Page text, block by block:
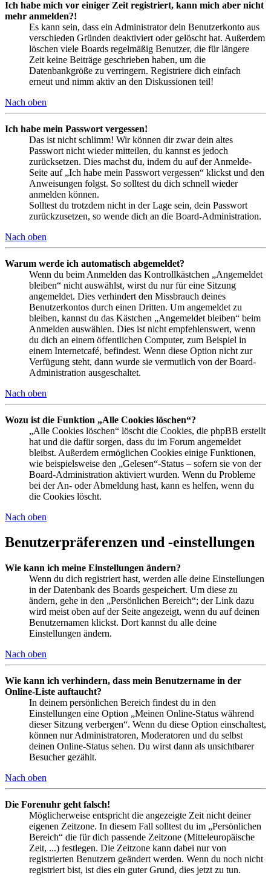
Ich habe mich vor einiger Zeit registriert, kann mich aber nicht
mehr anmelden?!
Es kann sein, dass ein Administrator dein Benutzerkonto aus
verschieden Gründen deaktiviert oder gelöscht hat. Außerdem
löschen viele Boards regelmäßig Benutzer, die für längere
Zeit keine Beiträge geschrieben haben, um die
Datenbankgröße zu verringern. Registriere dich einfach
erneut und nimm aktiv an den Diskussionen teil!
Nach oben
Ich habe mein Passwort vergessen!
Das ist nicht schlimm! Wir können dir zwar dein altes
Passwort nicht wieder mitteilen, du kannst es jedoch
zurücksetzen. Dies machst du, indem du auf der Anmelde-
Seite auf „Ich habe mein Passwort vergessen“ klickst und den
Anweisungen folgst. So solltest du dich schnell wieder
anmelden können.
Solltest du trotzdem nicht in der Lage sein, dein Passwort
zurückzusetzen, so wende dich an die Board-Administration.
Nach oben
Warum werde ich automatisch abgemeldet?
Wenn du beim Anmelden das Kontrollkästchen „Angemeldet
bleiben“ nicht auswählst, wirst du nur für eine Sitzung
angemeldet. Dies verhindert den Missbrauch deines
Benutzerkontos durch einen Dritten. Um angemeldet zu
bleiben, kannst du das Kästchen „Angemeldet bleiben“ beim
Anmelden auswählen. Dies ist nicht empfehlenswert, wenn
du dich an einem öffentlichen Computer, zum Beispiel in
einem Internetcafé, befindest. Wenn diese Option nicht zur
Verfügung steht, dann wurde sie vermutlich von der Board-
Administration ausgeschaltet.
Nach oben
Wozu ist die Funktion „Alle Cookies löschen“?
„Alle Cookies löschen“ löscht die Cookies, die phpBB erstellt
hat und die dafür sorgen, dass du im Forum angemeldet
bleibst. Außerdem ermöglichen Cookies einige Funktionen,
wie beispielsweise den „Gelesen“-Status – sofern sie von der
Board-Administration aktiviert wurden. Wenn du Probleme
bei der An- oder Abmeldung hast, kann es helfen, wenn du
die Cookies löscht.
Nach oben
Benutzerpräferenzen und -einstellungen
Wie kann ich meine Einstellungen ändern?
Wenn du dich registriert hast, werden alle deine Einstellungen
in der Datenbank des Boards gespeichert. Um diese zu
ändern, gehe in den „Persönlichen Bereich“; der Link dazu
wird meist oben auf der Seite angezeigt, wenn du auf deinen
Benutzernamen klickst. Dort kannst du alle deine
Einstellungen ändern.
Nach oben
Wie kann ich verhindern, dass mein Benutzername in der
Online-Liste auftaucht?
In deinem persönlichen Bereich findest du in den
Einstellungen eine Option „Meinen Online-Status während
dieser Sitzung verbergen“. Wenn du diese Option einschaltest,
können nur Administratoren, Moderatoren und du selbst
deinen Online-Status sehen. Du wirst dann als unsichtbarer
Besucher gezählt.
Nach oben
Die Forenuhr geht falsch!
Möglicherweise entspricht die angezeigte Zeit nicht deiner
eigenen Zeitzone. In diesem Fall solltest du im „Persönlichen
Bereich“ die für dich passende Zeitzone (Mitteleuropäische
Zeit, ...) festlegen. Die Zeitzone kann dabei nur von
registrierten Benutzern geändert werden. Wenn du noch nicht
registriert bist, ist dies ein guter Grund, dies jetzt zu tun.